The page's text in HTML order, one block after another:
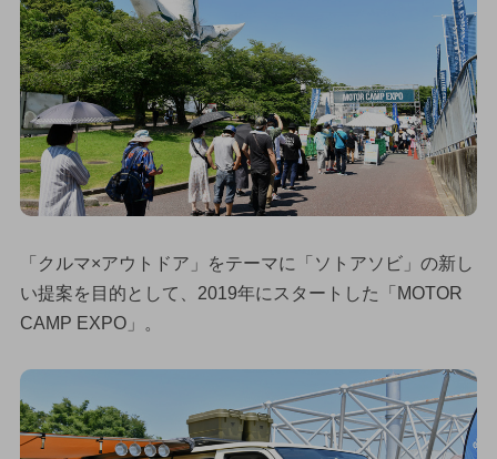
「クルマ×アウトドア」をテーマに「ソトアソビ」の新し
い提案を目的として、2019年にスタートした「MOTOR
CAMP EXPO」。